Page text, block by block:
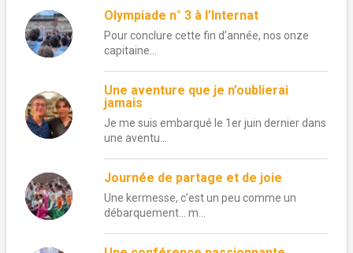
Olympiade n° 3 à l’Internat
Pour conclure cette fin d’année, nos onze
capitaine...
Une aventure que je n’oublierai
jamais
Je me suis embarqué le 1er juin dernier dans
une aventu...
Journée de partage et de joie
Une kermesse, c’est un peu comme un
débarquement… m...